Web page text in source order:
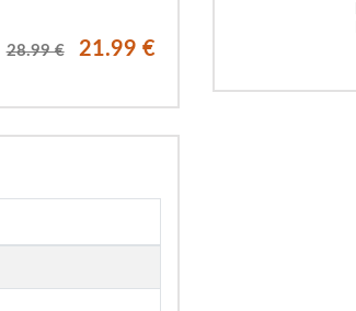
28.99 € 21.99 €